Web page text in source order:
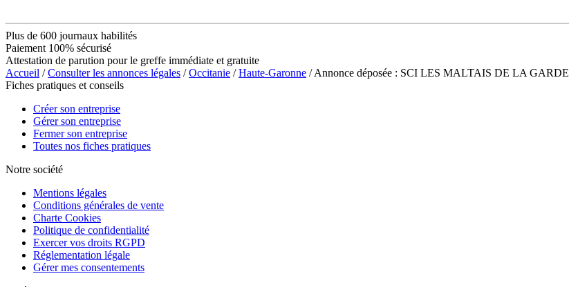
Plus de 600 journaux habilités
Paiement 100% sécurisé
Attestation de parution pour le greffe immédiate et gratuite
Accueil /Consulter les annonces légales /Occitanie /Haute-Garonne / Annonce déposée : SCI LES MALTAIS DE LA GARDE
Fiches pratiques et conseils
Créer son entreprise
Gérer son entreprise
Fermer son entreprise
Toutes nos fiches pratiques
Notre société
Mentions légales
Conditions générales de vente
Charte Cookies
Politique de confidentialité
Exercer vos droits RGPD
Réglementation légale
Gérer mes consentements